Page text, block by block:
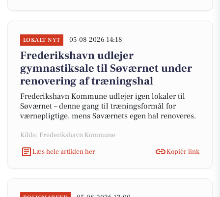
LOKALT NYT 05-08-2026 14:18
Frederikshavn udlejer
gymnastiksale til Søværnet under
renovering af træningshal
Frederikshavn Kommune udlejer igen lokaler til
Søværnet – denne gang til træningsformål for
værnepligtige, mens Søværnets egen hal renoveres.
Kilde: Frederikshavn Kommune
Læs hele artiklen her
Kopiér link